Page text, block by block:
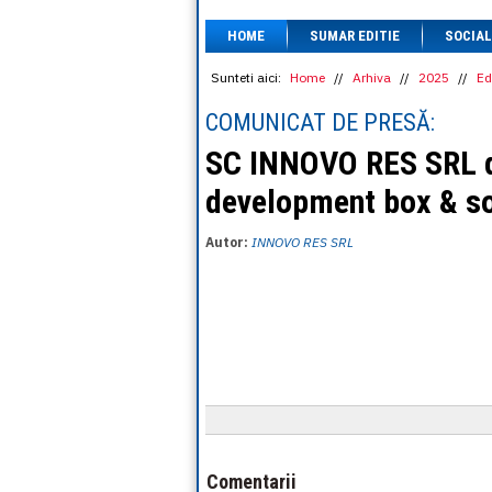
HOME SUMAR EDITIE SOCIAL
Sunteti aici: Home // Arhiva // 2025 //
COMUNICAT DE PRESĂ:
SC INNOVO RES
development box &
Autor: INNOVO RES SRL
Comentarii